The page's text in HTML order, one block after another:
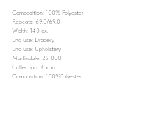
Composition: 100% Polyester
Repeats: 69.0/69.0
Width: 140 см
End use: Drapery
End use: Upholstery
Martindale: 25 000
Collection: Karan
Composition: 100%Polyester